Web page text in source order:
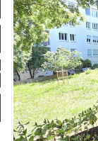
Nos offres
Mon compte
sélection 0